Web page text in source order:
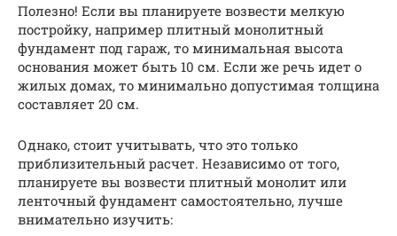
Полезно! Если вы планируете возвести мелкую
постройку, например плитный монолитный
фундамент под гараж, то минимальная высота
основания может быть 10 см. Если же речь идет о
жилых домах, то минимально допустимая толщина
составляет 20 см.
Однако, стоит учитывать, что это только
приблизительный расчет. Независимо от того,
планируете вы возвести плитный монолит или
ленточный фундамент самостоятельно, лучше
внимательно изучить: